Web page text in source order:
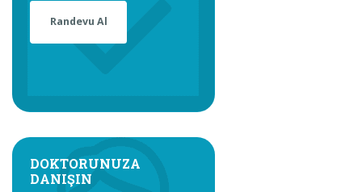
Randevu Al
DOKTORUNUZA
DANIŞIN